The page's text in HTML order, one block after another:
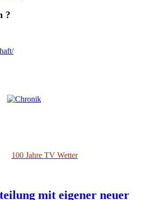
?
100 Jahre TV Wetter
mit eigener neuer